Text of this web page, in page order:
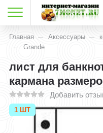
Главная Аксессуары
Grande
лист для
кармана
Добавить
1 ШТ